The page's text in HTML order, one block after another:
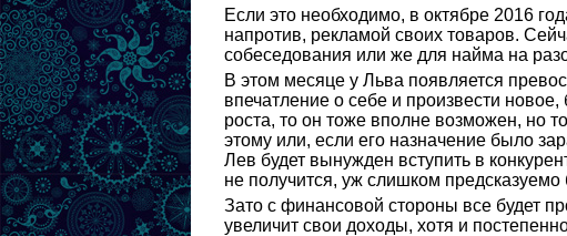
Если это необходимо, в октябре 2016
напротив, рекламой своих товаров.
собеседования или же для найма на
В этом месяце у Льва появляется
впечатление о себе и произвести
роста, то он тоже вполне возможен, но
этому или, если его назначение было
Лев будет вынужден вступить в
не получится, уж слишком предсказуемо
Зато с финансовой стороны все будет
увеличит свои доходы, хотя и